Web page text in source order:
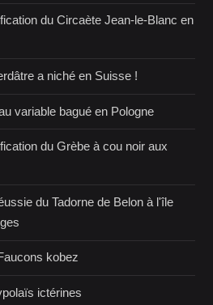
du Circaète Jean-le-Blanc en
a niché en Suisse !
variable bagué en Pologne
du Grèbe à cou noir aux
du Tadorne de Belon à l'île
kobez
ictérines